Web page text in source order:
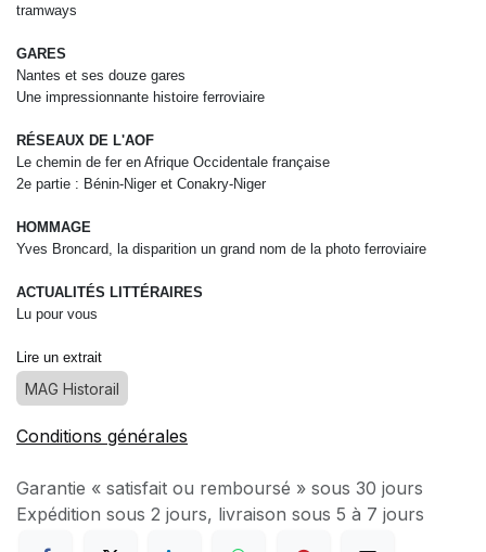
tramways
GARES
Nantes et ses douze gares
Une impressionnante histoire ferroviaire
RÉSEAUX DE L'AOF
Le chemin de fer en Afrique Occidentale française
2e partie : Bénin-Niger et Conakry-Niger
HOMMAGE
Yves Broncard, la disparition un grand nom de la photo ferroviaire
ACTUALITÉS LITTÉRAIRES
Lu pour vous
Lire un extrait
MAG Historail
Conditions générales
Garantie « satisfait ou remboursé » sous 30 jours
Expédition sous 2 jours, livraison sous 5 à 7 jours